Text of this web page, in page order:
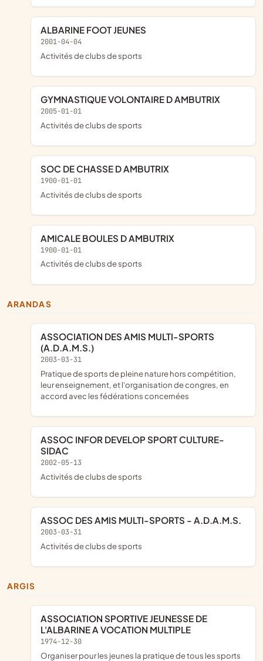
ALBARINE FOOT JEUNES
2001-04-04
Activités de clubs de sports
GYMNASTIQUE VOLONTAIRE D AMBUTRIX
2005-01-01
Activités de clubs de sports
SOC DE CHASSE D AMBUTRIX
1900-01-01
Activités de clubs de sports
AMICALE BOULES D AMBUTRIX
1900-01-01
Activités de clubs de sports
ARANDAS
ASSOCIATION DES AMIS MULTI-SPORTS
(A.D.A.M.S.)
2003-03-31
pratique de sports de pleine nature hors compétition,
leur enseignement, et l'organisation de congres, en
accord avec les fédérations concernées
ASSOC INFOR DEVELOP SPORT CULTURE-
SIDAC
2002-05-13
Activités de clubs de sports
ASSOC DES AMIS MULTI-SPORTS - A.D.A.M.S.
2003-03-31
Activités de clubs de sports
ARGIS
ASSOCIATION SPORTIVE JEUNESSE DE
L'ALBARINE A VOCATION MULTIPLE
1974-12-30
organiser pour les jeunes la pratique de tous les sports